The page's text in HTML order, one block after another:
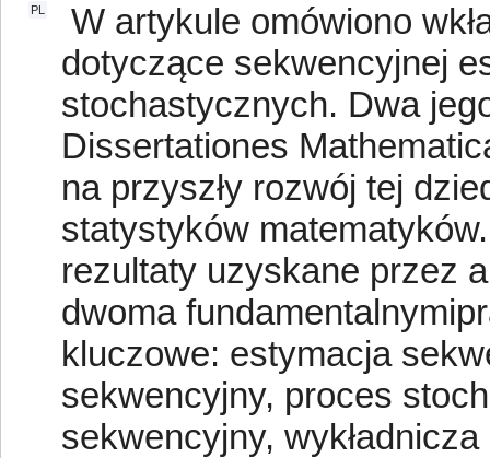
PL
W artykule omówiono
dotyczące sekwencyjnej
stochastycznych. Dwa
Dissertationes
na przyszły rozwój tej
statystyków
rezultaty uzyskane przez
dwoma
kluczowe: estymacja
sekwencyjny, proces
sekwencyjny,